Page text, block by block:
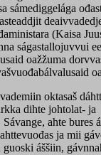
sámediggelága
(Kaisa
ságastallojuvvui
oažžuma
oktasaš
dihte johtolat- ja
ahte bures
ja mii
áššiin,